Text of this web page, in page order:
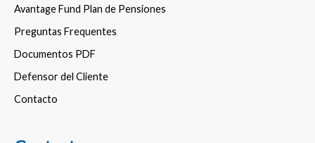
Avantage Fund Plan de Pensiones
Preguntas Frequentes
Documentos PDF
Defensor del Cliente
Contacto